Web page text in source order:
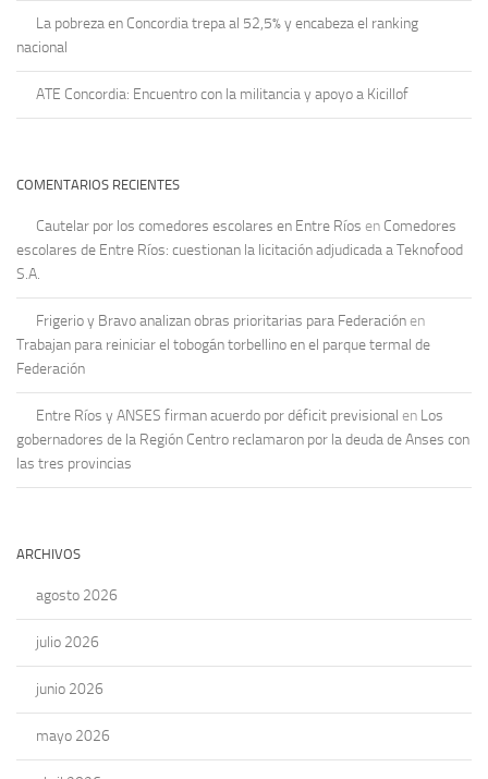
La pobreza en Concordia trepa al 52,5% y encabeza el ranking
nacional
ATE Concordia: Encuentro con la militancia y apoyo a Kicillof
COMENTARIOS RECIENTES
Cautelar por los comedores escolares en Entre Ríos en Comedores
escolares de Entre Ríos: cuestionan la licitación adjudicada a Teknofood
S.A.
Frigerio y Bravo analizan obras prioritarias para Federación en
Trabajan para reiniciar el tobogán torbellino en el parque termal de
Federación
Entre Ríos y ANSES firman acuerdo por déficit previsional en Los
gobernadores de la Región Centro reclamaron por la deuda de Anses con
las tres provincias
ARCHIVOS
agosto 2026
julio 2026
junio 2026
mayo 2026